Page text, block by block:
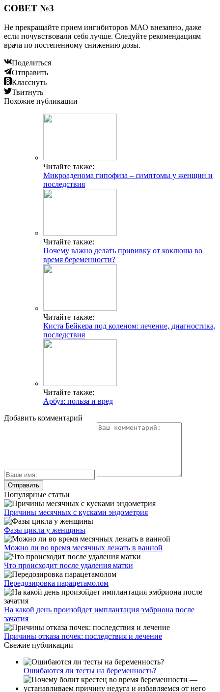
СОВЕТ №3
Не прекращайте прием ингибиторов МАО внезапно, даже
если почувствовали себя лучше. Следуйте рекомендациям
врача по постепенному снижению дозы.
Поделиться
Отправить
Класснуть
Твитнуть
Похожие публикации
Читайте также:
Микроаденома гипофиза – симптомы у женщин и
последствия
Читайте также:
Почему важно делать прививку от коклюша во
время беременности?
Читайте также:
Киста Бейкера под коленом: лечение, диагностика,
последствия
Читайте также:
Арбуз: польза и вред
Добавить комментарий
Популярные статьи
Причины месячных с кусками эндометрия
Фазы цикла у женщины
Можно ли во время месячных лежать в ванной
Что происходит после удаления матки
Передозировка парацетамолом
На какой день произойдет имплантация эмбриона после
зачатия
Причины отказа почек: последствия и лечение
Свежие публикации
Ошибаются ли тесты на беременность?